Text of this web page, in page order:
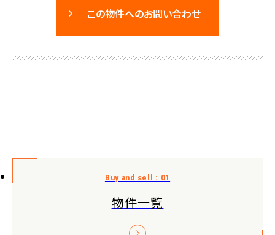
この物件へのお問い合わせ
物件一覧